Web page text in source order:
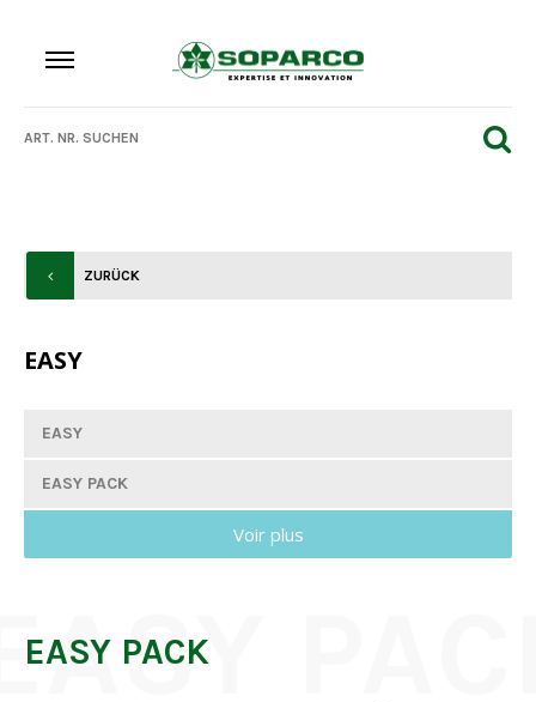
ZURÜCK
EASY
EASY
EASY PACK
Voir plus
EASY PACK